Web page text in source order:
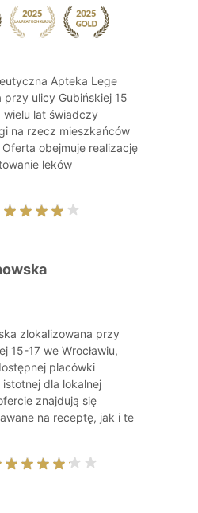
Apteka Lege
przy ulicy Gubińskiej 15
wielu lat świadczy
na rzecz mieszkańców
obejmuje realizację
leków
zlokalizowana przy
15-17 we Wrocławiu,
placówki
dla lokalnej
znajdują się
na receptę, jak i te